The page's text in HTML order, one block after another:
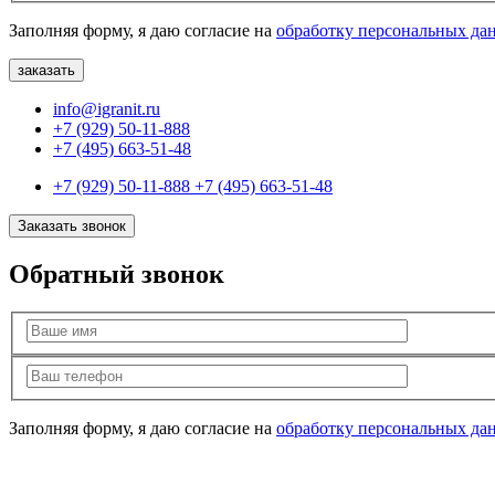
Заполняя форму, я даю согласие на обработку персональных
info@igranit.ru
+7 (929) 50-11-888
+7 (495) 663-51-48
+7 (929) 50-11-888 +7 (495) 663-51-48
Заказать звонок
Обратный звонок
Заполняя форму, я даю согласие на обработку персональных